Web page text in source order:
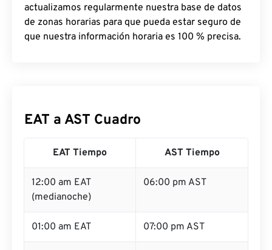
actualizamos regularmente nuestra base de datos
de zonas horarias para que pueda estar seguro de
que nuestra información horaria es 100 % precisa.
EAT a AST Cuadro
EAT Tiempo AST Tiempo
12:00 am EAT
(medianoche)
06:00 pm AST
01:00 am EAT 07:00 pm AST